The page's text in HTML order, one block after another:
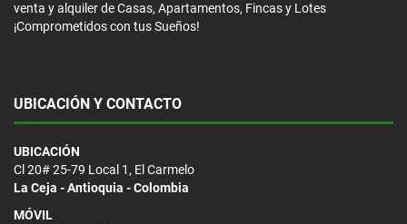
venta y alquiler de Casas, Apartamentos, Fincas y Lotes
¡Comprometidos con tus Sueños!
UBICACIÓN Y CONTACTO
UBICACIÓN
Cl 20# 25-79 Local 1, El Carmelo
La Ceja - Antioquia - Colombia
MÓVIL